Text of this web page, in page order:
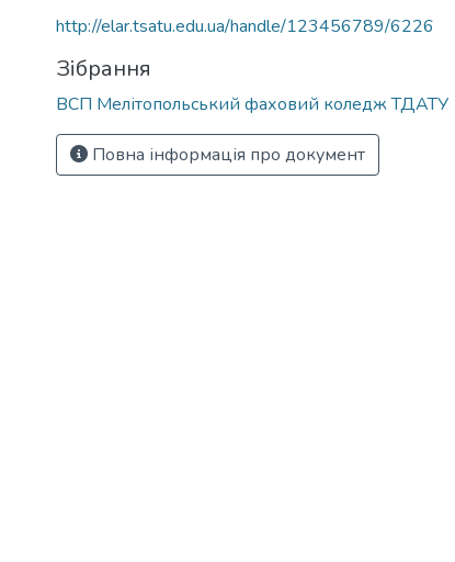
http://elar.tsatu.edu.ua/handle/123456789/6226
Зібрання
ВСП Мелітопольський фаховий коледж ТДАТУ
Повна інформація про документ